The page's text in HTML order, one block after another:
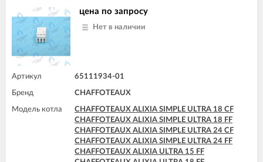
цена по запросу
Нет в наличии
Артикул 65111934-01
Бренд CHAFFOTEAUX
Модель котла
CHAFFOTEAUX ALIXIA SIMPLE ULTRA 18 CF
CHAFFOTEAUX ALIXIA SIMPLE ULTRA 18 FF
CHAFFOTEAUX ALIXIA SIMPLE ULTRA 24 CF
CHAFFOTEAUX ALIXIA SIMPLE ULTRA 24 FF
CHAFFOTEAUX ALIXIA ULTRA 15 FF